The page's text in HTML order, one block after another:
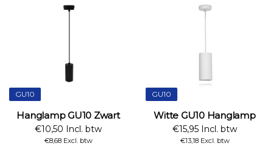
GU10
Hanglamp GU10 Zwart
€10,50 Incl. btw
€8,68 Excl. btw
GU10
Witte GU10 Hanglamp
€15,95 Incl. btw
€13,18 Excl. btw